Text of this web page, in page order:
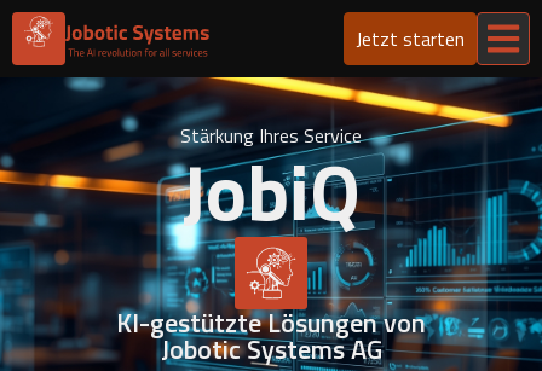
Jetzt starten
Stärkung Ihres Service
JobiQ
KI-gestützte Lösungen von
Jobotic Systems AG